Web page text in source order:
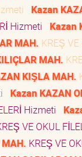
Kazan
Hizmeti Kazan
MAH. KREŞ
MAH.
KIŞLA MAH.
Kazan KAZAN
Hizmeti
VE OKUL
KREŞ VE